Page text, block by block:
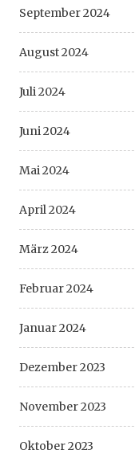
September 2024
August 2024
Juli 2024
Juni 2024
Mai 2024
April 2024
März 2024
Februar 2024
Januar 2024
Dezember 2023
November 2023
Oktober 2023